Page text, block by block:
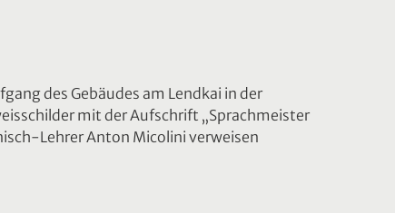
des Gebäudes am Lendkai in der
mit der Aufschrift „Sprachmeister
Lehrer Anton Micolini verweisen